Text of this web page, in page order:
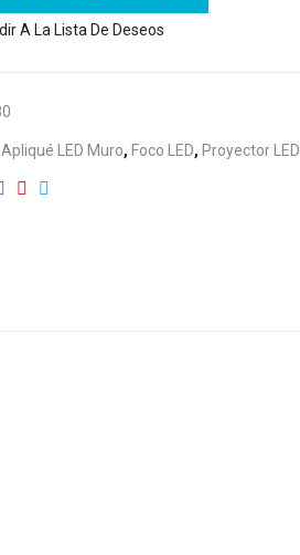
A La Lista De Deseos
Apliqué LED Muro, Foco LED, Proyector LED